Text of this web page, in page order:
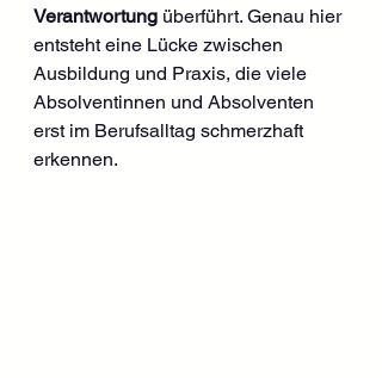
Verantwortung überführt. Genau hier
entsteht eine Lücke zwischen
Ausbildung und Praxis, die viele
Absolventinnen und Absolventen
erst im Berufsalltag schmerzhaft
erkennen.